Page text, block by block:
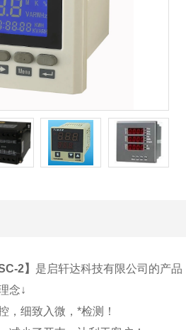
2】 是启轩达科技有限公司的产品
念↓
，细致入微，*检测！